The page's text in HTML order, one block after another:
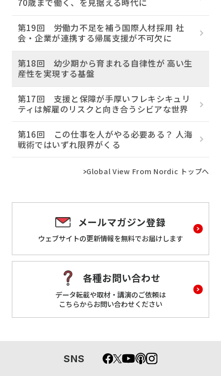
70歳まで働く、を見据える時代に
第19回 労働力不足を補う国際人材採用 社
会・企業が連携する帰属支援が不可欠に
第18回 幼少期から育まれる自律性が 高い生
産性を実現する基盤
第17回 支援と保障が手厚いフレキシキュリ
ティは解雇のリスクと向き合うシビアな世界
第16回 この仕事を人がやる必要ある？ 人海
戦術ではいずれ限界がくる
Global View From Nordic トップへ
メールマガジン登録
ウェブサイトの更新情報を無料でお届けします
各種お問い合わせ
データ転載や取材・講演のご依頼は
こちらからお問い合わせください
SNS